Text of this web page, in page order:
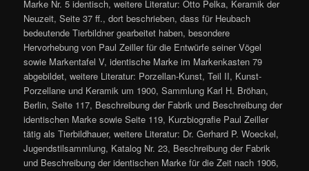
Marke Nr. 5 identisch, weitere Literatur: Otto Pelka, Keramik der
Neuzeit, Seite 37 ff., dort beschrieben, dass für Heubach
bedeutende Tierbildner gearbeitet haben, besondere
Hervorhebung von Paul Zeiller für die Entwürfe seiner Vögel
sowie Markentafel V, identische Marke im Markenkasten 79
abgebildet, weitere Literatur: Porzellan-Kunst, Teil II, Kunst-
Porzellane und Keramik um 1900, Sammlung Karl H. Bröhan,
Berlin, Seite 117, Beschreibung der Fabrik und Beschreibung der
identischen Marke sowie Seite 119, Kurzbiografie Paul Zeiller
tätig als Tierbildhauer, weitere Literatur: Dr. Gerhard P. Woeckel,
Jugendstilsammlung, Katalog Nr. 23, Beschreibung der Fabrik
und Beschreibung der identischen Marke für die Zeit nach 1906,